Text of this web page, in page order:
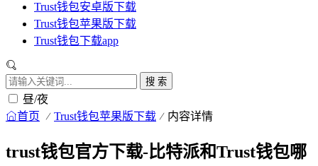
Trust钱包安卓版下载
Trust钱包苹果版下载
Trust钱包下载app
搜 索
昼/夜
首页 Trust钱包苹果版下载 内容详情
trust钱包官方下载-比特派和Trust钱包哪